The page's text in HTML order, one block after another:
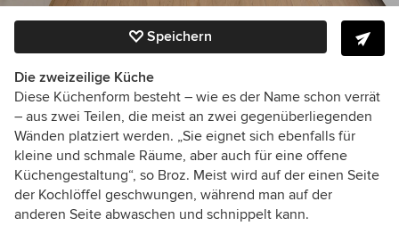
Speichern
Die zweizeilige Küche
Diese Küchenform besteht – wie es der Name schon verrät
– aus zwei Teilen, die meist an zwei gegenüberliegenden
Wänden platziert werden. „Sie eignet sich ebenfalls für
kleine und schmale Räume, aber auch für eine offene
Küchengestaltung“, so Broz. Meist wird auf der einen Seite
der Kochlöffel geschwungen, während man auf der
anderen Seite abwaschen und schnippelt kann.